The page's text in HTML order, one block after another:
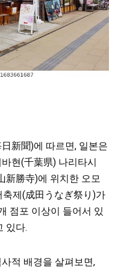
新聞)에 따르면, 일본은
바현(千葉県) 나리타시
新勝寺)에 위치한 오모
제(成田うなぎ祭り)가
점포 이상이 들어서 있
있다.
적 배경을 살펴보면,